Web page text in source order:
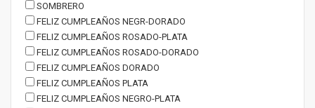
SOMBRERO
FELIZ CUMPLEAÑOS NEGR-DORADO
FELIZ CUMPLEAÑOS ROSADO-PLATA
FELIZ CUMPLEAÑOS ROSADO-DORADO
FELIZ CUMPLEAÑOS DORADO
FELIZ CUMPLEAÑOS PLATA
FELIZ CUMPLEAÑOS NEGRO-PLATA